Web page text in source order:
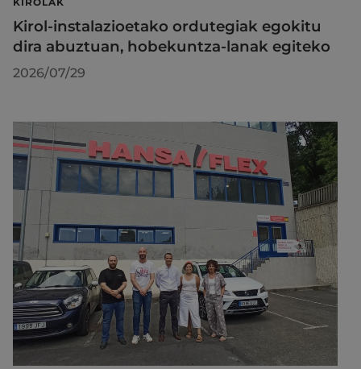
Kirol-instalazioetako ordutegiak egokitu
dira abuztuan, hobekuntza-lanak egiteko
2026/07/29